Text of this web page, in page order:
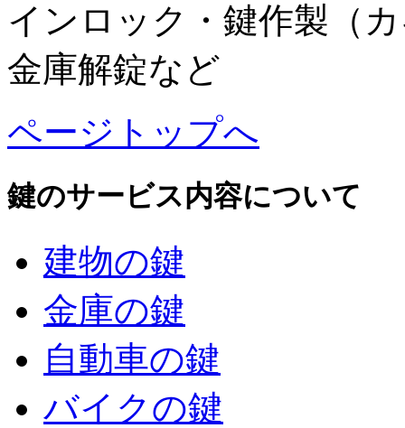
インロック・鍵作製（
金庫解錠など
ページトップへ
鍵のサービス内容について
建物の鍵
金庫の鍵
自動車の鍵
バイクの鍵